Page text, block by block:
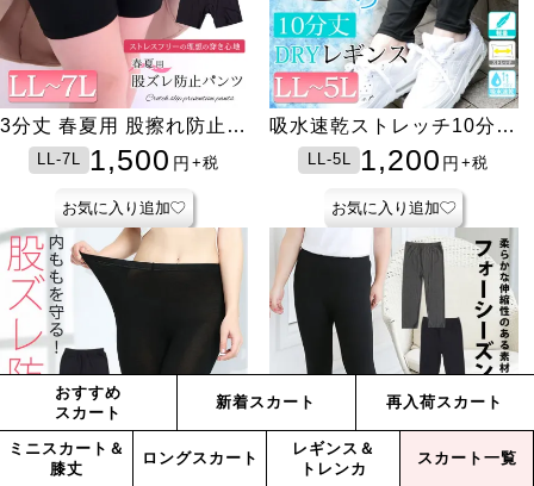
3分丈 春夏用 股擦れ防止パ
ンツLL-7L 1,500 円 +税
お気に入り追加
吸水速乾ストレッチ10分丈
レギンス
LL-5L 1,200 円 +税
お気に入り追加
おすすめ
スカート
新着スカート 再入荷スカート
ミニスカート＆
膝丈
ロングスカート
レギンス＆
トレンカ
スカート一覧